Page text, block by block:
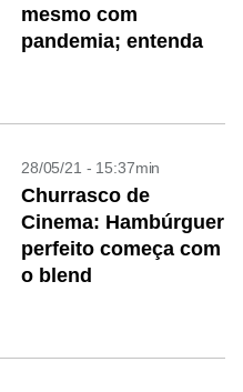
mesmo com
pandemia; entenda
28/05/21 - 15:37min
Churrasco de
Cinema: Hambúrguer
perfeito começa com
o blend